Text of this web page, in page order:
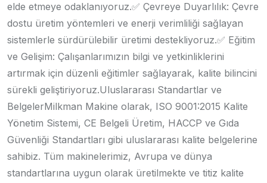
elde etmeye odaklanıyoruz.✅ Çevreye Duyarlılık: Çevre
dostu üretim yöntemleri ve enerji verimliliği sağlayan
sistemlerle sürdürülebilir üretimi destekliyoruz.✅ Eğitim
ve Gelişim: Çalışanlarımızın bilgi ve yetkinliklerini
artırmak için düzenli eğitimler sağlayarak, kalite bilincini
sürekli geliştiriyoruz.Uluslararası Standartlar ve
BelgelerMilkman Makine olarak, ISO 9001:2015 Kalite
Yönetim Sistemi, CE Belgeli Üretim, HACCP ve Gıda
Güvenliği Standartları gibi uluslararası kalite belgelerine
sahibiz. Tüm makinelerimiz, Avrupa ve dünya
standartlarına uygun olarak üretilmekte ve titiz kalite